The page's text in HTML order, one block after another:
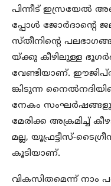
പിന്നീട് ഇസ്രയേല്‍
പ്പോള്‍ ജോര്‍ദാന്റെ
സ്തീനിന്റെ
യ്ക്കു കീഴിലുള്ള
വേണ്ടിയാണ്.
ങ്കിടുന്ന
നേകം
മേരിക്ക അക്രമിച്ച്
മല്ല, യൂഫ്രട്ടീസ്-
കൂടിയാണ്.
വികസിതമെന്ന് നാം